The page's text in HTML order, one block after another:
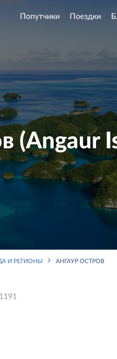
Попутчики Поездки
(Angaur
И РЕГИОНЫ АНГАУР ОСТРОВ
1191